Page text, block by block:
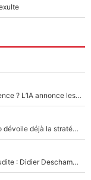
Kylian Mbappé et Lamine Yamal ont de la concurrence ? L’IA annonce les 5 joueurs qui vont dominer le football dans les années à venir !
«On l’achète et on vous le prête» : Fabrizio Romano dévoile déjà la stratégie du PSG avec le transfert de Zion Suzuki !
De l’équipe de France à un pont d’or en Arabie saoudite : Didier Deschamps a donné sa réponse !